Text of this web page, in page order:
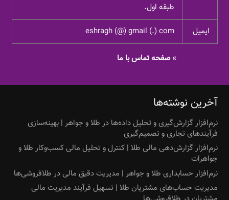
طبقه اول.
ایمیل eshragh (@) gmail (.) com
»صفحه تماس با ما
آخرین نوشته‌ها
نرم‌افزار گزارش‌گیری و تحلیل داده‌ها در طلا و جواهر | بهینه‌سازی
فرآیندهای تجاری و تصمیم‌گیری
نرم‌افزار گزارش‌دهی مالی طلا | کنترل و تحلیل مالی کسب‌وکار طلا و
جواهرات
نرم‌افزار حسابداری طلا و جواهر | مدیریت دقیق مالی در طلافروشی‌ها
مدیریت حساب‌های مشتریان طلا | تسهیل فرآیند مدیریت مالی